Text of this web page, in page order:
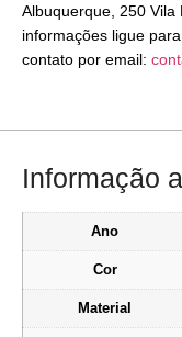
Albuquerque, 250 Vila
informações ligue
contato por email:
Informação
Ano
Cor
Material